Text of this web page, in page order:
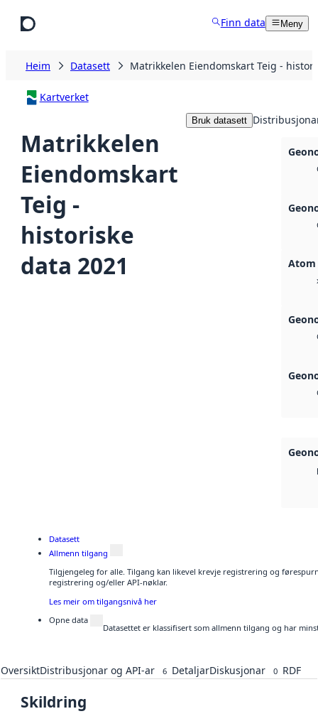
Finn data Meny
Heim Datasett Matrikkelen Eiendomskart Teig -
Kartverket
Matrikkelen
Eiendomskart
Teig -
historiske
data 2021
Bruk datasett
Atom
Datasett
Allmenn tilgang
Tilgjengeleg for alle. Tilgang kan likevel krevje registrering og
registrering og/eller API-nøklar.
Les meir om tilgangsnivå her
Opne data
Datasettet er klassifisert som allmenn tilgang og har
OversiktDistribusjonar og API-ar 6 DetaljarDiskusjonar 0 RDF
Skildring